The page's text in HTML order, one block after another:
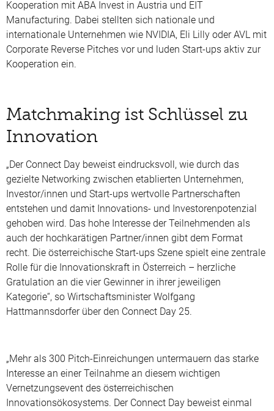
Kooperation mit ABA Invest in Austria und EIT
Manufacturing. Dabei stellten sich nationale und
internationale Unternehmen wie NVIDIA, Eli Lilly oder AVL mit
Corporate Reverse Pitches vor und luden Start-ups aktiv zur
Kooperation ein.
Matchmaking ist Schlüssel zu
Innovation
„Der Connect Day beweist eindrucksvoll, wie durch das
gezielte Networking zwischen etablierten Unternehmen,
Investor/innen und Start-ups wertvolle Partnerschaften
entstehen und damit Innovations- und Investorenpotenzial
gehoben wird. Das hohe Interesse der Teilnehmenden als
auch der hochkarätigen Partner/innen gibt dem Format
recht. Die österreichische Start-ups Szene spielt eine zentrale
Rolle für die Innovationskraft in Österreich – herzliche
Gratulation an die vier Gewinner in ihrer jeweiligen
Kategorie“, so Wirtschaftsminister Wolfgang
Hattmannsdorfer über den Connect Day 25.
„Mehr als 300 Pitch-Einreichungen untermauern das starke
Interesse an einer Teilnahme an diesem wichtigen
Vernetzungsevent des österreichischen
Innovationsökosystems. Der Connect Day beweist einmal